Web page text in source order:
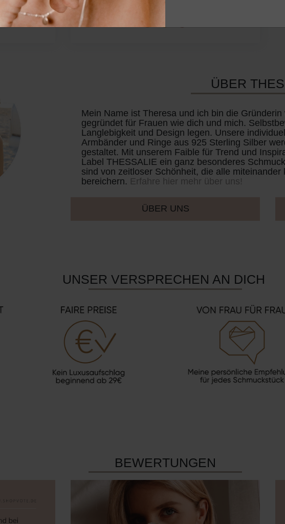
ab 39,00 €
ÜBER
Mein Name ist Theresa und ich bin die
gegründet für Frauen wie dich und mich.
Langlebigkeit und Design legen. Unsere
Armbänder und Ringe aus 925 Sterling Silber
gestaltet. Mit unserem Faible für Trend und
Label THESSALIE ein ganz besonderes
sind von zeitloser Schönheit, die alle
bereichern. Erfahre hier mehr über uns!
ÜBER UNS
UNSER VERSPRECHEN AN DICH
BEWERTUNGEN